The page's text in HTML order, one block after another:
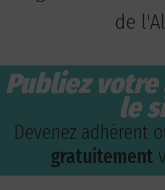
de
Publiez votre
le
Devenez adhérent
gratuitement